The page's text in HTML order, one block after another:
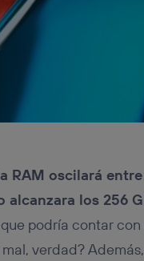
RAM oscilará
alcanzara los 256
podría contar con
mal, verdad?